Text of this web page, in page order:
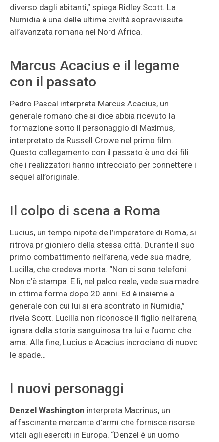
diverso dagli abitanti,” spiega Ridley Scott. La
Numidia è una delle ultime civiltà sopravvissute
all’avanzata romana nel Nord Africa.
Marcus Acacius e il legame
con il passato
Pedro Pascal interpreta Marcus Acacius, un
generale romano che si dice abbia ricevuto la
formazione sotto il personaggio di Maximus,
interpretato da Russell Crowe nel primo film.
Questo collegamento con il passato è uno dei fili
che i realizzatori hanno intrecciato per connettere il
sequel all’originale.
Il colpo di scena a Roma
Lucius, un tempo nipote dell’imperatore di Roma, si
ritrova prigioniero della stessa città. Durante il suo
primo combattimento nell’arena, vede sua madre,
Lucilla, che credeva morta. “Non ci sono telefoni.
Non c’è stampa. E lì, nel palco reale, vede sua madre
in ottima forma dopo 20 anni. Ed è insieme al
generale con cui lui si era scontrato in Numidia,”
rivela Scott. Lucilla non riconosce il figlio nell’arena,
ignara della storia sanguinosa tra lui e l’uomo che
ama. Alla fine, Lucius e Acacius incrociano di nuovo
le spade…
I nuovi personaggi
Denzel Washington interpreta Macrinus, un
affascinante mercante d’armi che fornisce risorse
vitali agli eserciti in Europa. “Denzel è un uomo